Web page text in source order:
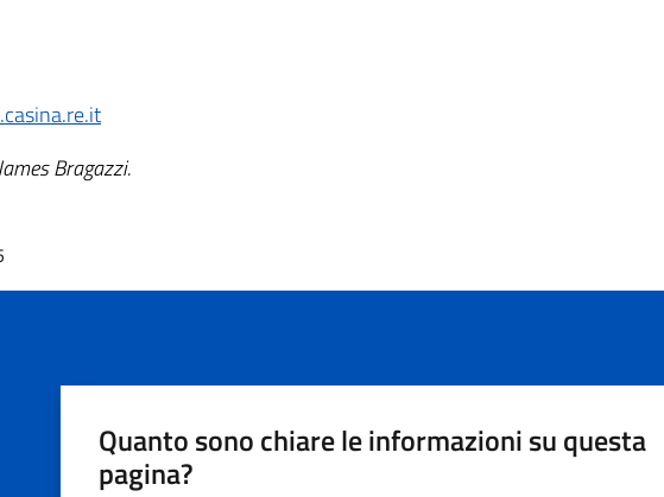
Bragazzi.
Quanto sono chiare le informazioni su questa
pagina?